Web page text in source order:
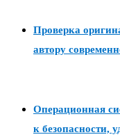
Проверка
автору
Операционная
к безопасности,